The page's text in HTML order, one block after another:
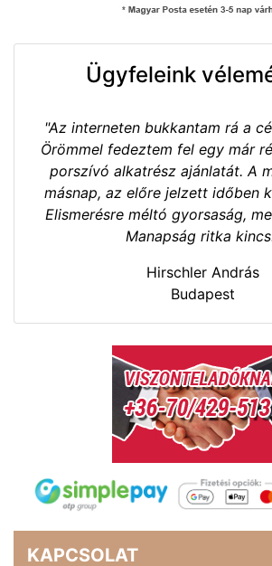
Ügyfeleink
"Az interneten bukkantam rá a
Örömmel fedeztem fel egy már
porszívó alkatrész ajánlatát. A
másnap, az előre jelzett időben
Elismerésre méltó gyorsaság,
Manapság ritka
Hirschler András
Budapest
KAPCSOLAT